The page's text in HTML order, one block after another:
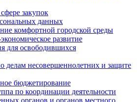
закупок
данных
комфортной городской среды
развитие
для освободившихся
делам несовершеннолетних и защите
бюджетирование
по координации деятельности